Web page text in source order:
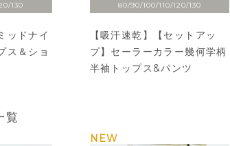
130
ッドナイ
ス＆ショ
80/90/100/110/120/130
【吸汗速乾】【セットアッ
プ】セーラーカラー幾何学柄
半袖トップス&パンツ
覧
NEW